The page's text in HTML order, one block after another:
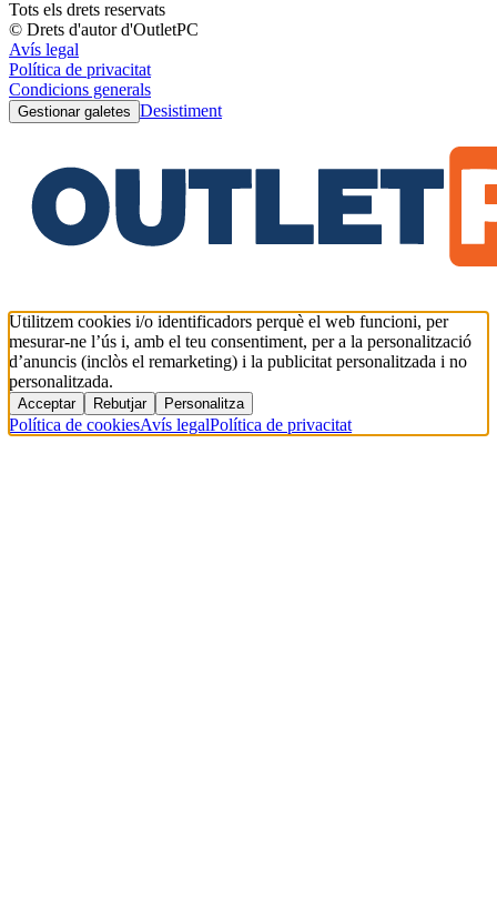
Tots els drets reservats
© Drets d'autor d'OutletPC
Avís legal
Política de privacitat
Condicions generals
Gestionar galetes Desistiment
Utilitzem cookies i/o identificadors perquè el web funcioni, per
mesurar-ne l’ús i, amb el teu consentiment, per a la personalització
d’anuncis (inclòs el remarketing) i la publicitat personalitzada i no
personalitzada.
Acceptar Rebutjar Personalitza
Política de cookiesAvís legalPolítica de privacitat